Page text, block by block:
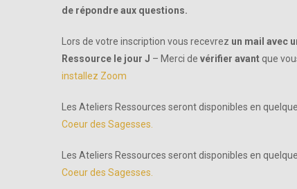
de répondre aux questions.
Lors de votre inscription vous recevrez un mail avec
Ressource le jour J – Merci de vérifier avant que
installez Zoom
Les Ateliers Ressources seront disponibles en
Coeur des Sagesses.
Les Ateliers Ressources seront disponibles en
Coeur des Sagesses.